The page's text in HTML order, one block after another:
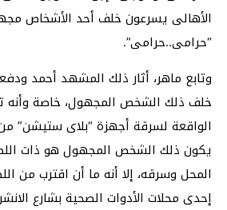
الأهالى يسرعون خلف أحد الأشخاص
“حرامى..حرامى”.
وتابع ماهر، أثار ذلك المشهد أحمد
خلف ذلك الشخص المجهول، خاصة وأنه
الواقعة لسرقة أجهزة “بلاى ستيشن”
يكون ذلك الشخص المجهول هو ذات
المحل وسرقه، إلا أنه ما أن اقترب من
إحدى محلات الأدوات الصحية بشارع